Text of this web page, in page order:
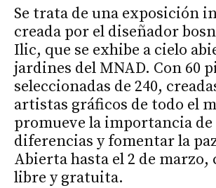
Se trata de una exposición
creada por el diseñador
Ilic, que se exhibe a cielo
jardines del MNAD. Con 60
seleccionadas de 240,
artistas gráficos de todo el
promueve la importancia de
diferencias y fomentar la
Abierta hasta el 2 de marzo,
libre y gratuita.